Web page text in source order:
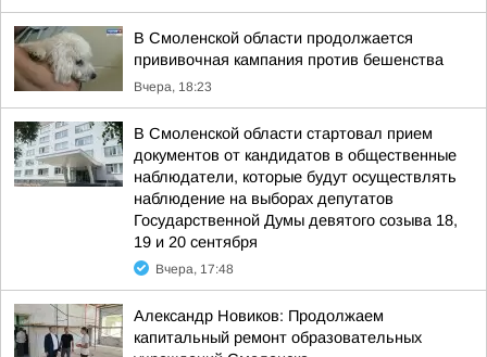
В Смоленской области продолжается
прививочная кампания против бешенства
Вчера, 18:23
В Смоленской области стартовал прием
документов от кандидатов в общественные
наблюдатели, которые будут осуществлять
наблюдение на выборах депутатов
Государственной Думы девятого созыва 18,
19 и 20 сентября
Вчера, 17:48
Александр Новиков: Продолжаем
капитальный ремонт образовательных